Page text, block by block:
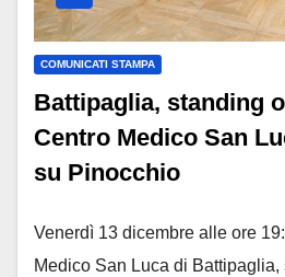
COMUNICATI STAMPA
Battipaglia, standing
Centro Medico San
su Pinocchio
Venerdì 13 dicembre alle ore
Medico San Luca di Battipaglia,